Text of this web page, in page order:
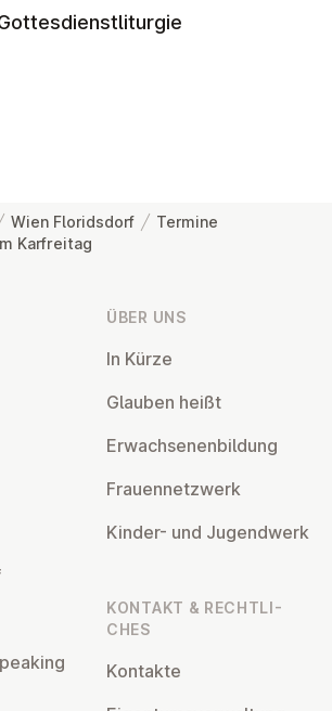
Wien Floridsdorf
Termine
Karfreitag
ÜBER UNS
In Kürze
Glauben heißt
Er­wach­se­nen­bil­dung
Frau­en­netz­werk
Kinder- und Ju­gend­werk
KONTAKT & RECHT­LI­
CHES
Kontakte